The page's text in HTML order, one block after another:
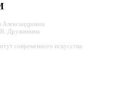
Александровна
Дружинина
современного искусства